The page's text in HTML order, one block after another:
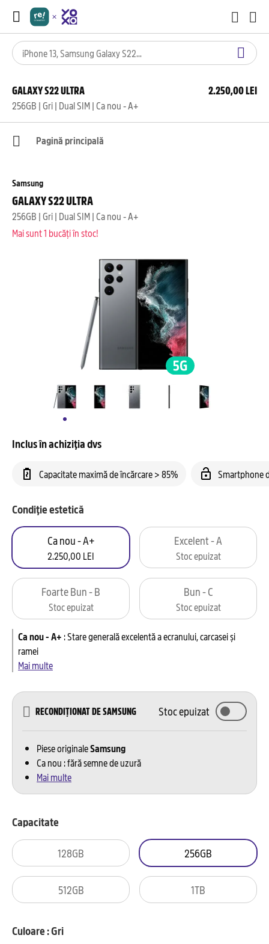
GALAXY S22 ULTRA
256GB | Gri | Dual SIM | Ca nou - A+
2.250,00 LEI
Pagină principală
Samsung
GALAXY S22 ULTRA
256GB | Gri | Dual SIM | Ca nou - A+
Mai sunt 1 bucăți în stoc!
Inclus în achiziția dvs
Capacitate maximă de încărcare > 85% Smartphone
Condiție estetică
Ca nou - A+
2.250,00 LEI
Excelent - A
Stoc epuizat
Foarte Bun - B
Stoc epuizat
Bun - C
Stoc epuizat
Ca nou - A+ :Stare generală excelentă a ecranului, carcasei și
ramei
Mai multe
RECONDIȚIONAT DE SAMSUNG Stoc epuizat
Piese originaleSamsung
Ca nou : fără semne de uzură
Mai multe
Capacitate
128GB 256GB
512GB 1TB
Culoare : Gri